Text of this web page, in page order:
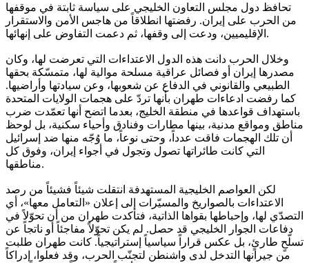
تحافظ دول مجلس التعاون الخليجي على سياسة ثابتة في موقفها
من الحرب على إيران. رفضتها انطلاقاً من هاجس الأمن والاستقرار
الإقليميين، ودعت إلى وقفها، ثم دعمت التفاوض على إنهائها.
وخلال الحرب دانت هذه الدول الاعتداءات التي تعرضت لها، وكان
مصدرها إيران أو فصائل عراقية مسلحة موالية لها، متمسّكة بحقها
الطبيعي والقانوني في الدفاع عن شعوبها، وعن سيادتها وأراضيها.
كما رفضت ادعاءات طهران بأنها تردّ على هجمات الولايات المتحدة
باستهداف قواعدها في منطقة الخليج، بعدما اتضح أنها تعمّدت ضرب
مناطق ومواقع مدنية، بينها مطارات وفنادق وأحياء سكنية، بل لوحظ
أن تلك الهجمات فاقت عدداً، وحتى نوعاً، ما وُجّه منها ضد إسرائيل
التي كانت طائراتها تصول وتجول في أجواء إيران، وفوق كل
مناطقها.
لكن العواصم الخليجية المستهدفة انتقلت شيئاً فشيئاً من رصد
الاعتداءات بالصواريخ والمسيّرات إلى إعلان «التعامل معها»، أي
التصدّي لها، وإحباطها بقواها الذاتية، فتأكدت طهران من أن تحوّلاً في
دفاعات الجوار الخليجي قد حصل. لم يكن تحوّلاً مفاجئاً أو ناتجاً عن
تسلّحٍ طارئٍ، بل عكس قراراً سياسياً إستراتيجياً. كانت طهران طلبت
من جيرانها التدخل لدى واشنطن لتجنّب الحرب، وقد فعلوا، إدراكاً